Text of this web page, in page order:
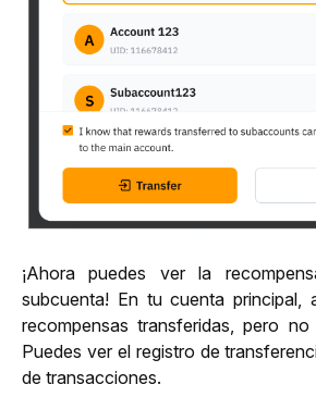
¡Ahora puedes ver la
subcuenta! En tu cuenta principal,
recompensas transferidas, pero
Puedes ver el registro de
de transacciones.